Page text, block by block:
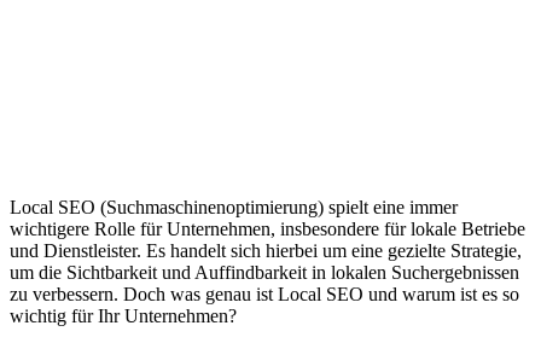
Local SEO (Suchmaschinenoptimierung) spielt eine immer
wichtigere Rolle für Unternehmen, insbesondere für lokale Betriebe
und Dienstleister. Es handelt sich hierbei um eine gezielte Strategie,
um die Sichtbarkeit und Auffindbarkeit in lokalen Suchergebnissen
zu verbessern. Doch was genau ist Local SEO und warum ist es so
wichtig für Ihr Unternehmen?